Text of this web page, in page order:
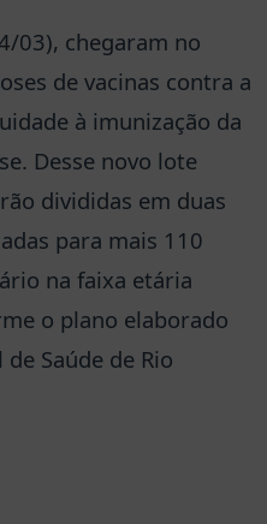
03), chegaram no
de vacinas contra a
à imunização da
Desse novo lote
divididas em duas
para mais 110
na faixa etária
o plano elaborado
Saúde de Rio